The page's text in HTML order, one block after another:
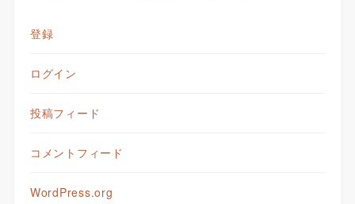
登録
ログイン
投稿フィード
コメントフィード
WordPress.org